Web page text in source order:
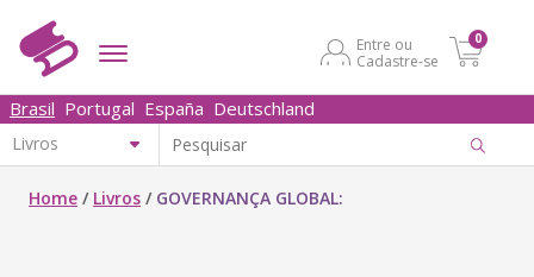
Entre ou
Cadastre-se
0
Brasil Portugal España Deutschland
Home / Livros / GOVERNANÇA GLOBAL: